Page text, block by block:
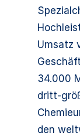
Umsatz
34.000
dritt-
den